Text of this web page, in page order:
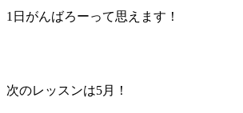
1日がんばろーって思えます！
次のレッスンは5月！